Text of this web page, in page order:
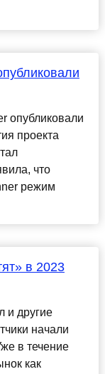
опубликовали
проекта
что
режим
в 2023
и другие
начали
в течение
как